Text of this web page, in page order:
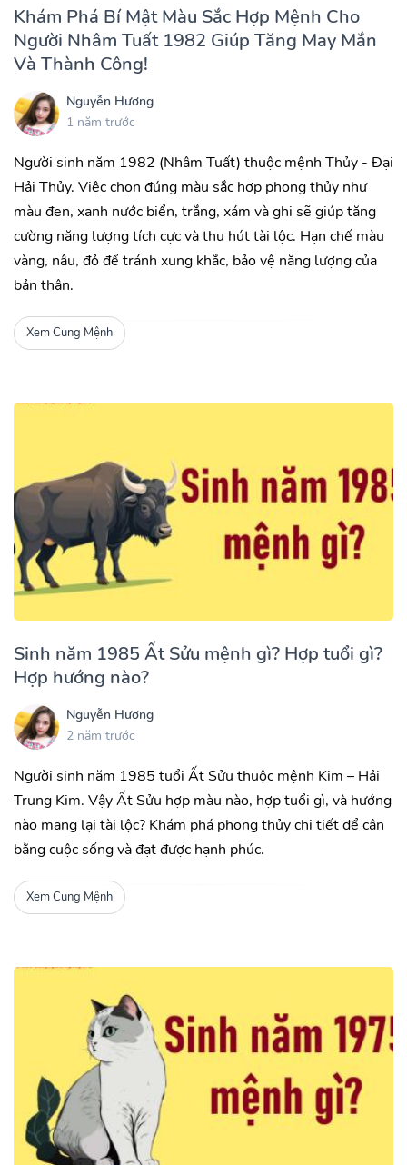
Khám Phá Bí Mật Màu Sắc Hợp Mệnh Cho
Người Nhâm Tuất 1982 Giúp Tăng May Mắn
Và Thành Công!
Nguyễn Hương
1 năm trước
Người sinh năm 1982 (Nhâm Tuất) thuộc mệnh Thủy - Đại
Hải Thủy. Việc chọn đúng màu sắc hợp phong thủy như
màu đen, xanh nước biển, trắng, xám và ghi sẽ giúp tăng
cường năng lượng tích cực và thu hút tài lộc. Hạn chế màu
vàng, nâu, đỏ để tránh xung khắc, bảo vệ năng lượng của
bản thân.
Xem Cung Mệnh
Sinh năm 1985 Ất Sửu mệnh gì? Hợp tuổi gì?
Hợp hướng nào?
Nguyễn Hương
2 năm trước
Người sinh năm 1985 tuổi Ất Sửu thuộc mệnh Kim – Hải
Trung Kim. Vậy Ất Sửu hợp màu nào, hợp tuổi gì, và hướng
nào mang lại tài lộc? Khám phá phong thủy chi tiết để cân
bằng cuộc sống và đạt được hạnh phúc.
Xem Cung Mệnh